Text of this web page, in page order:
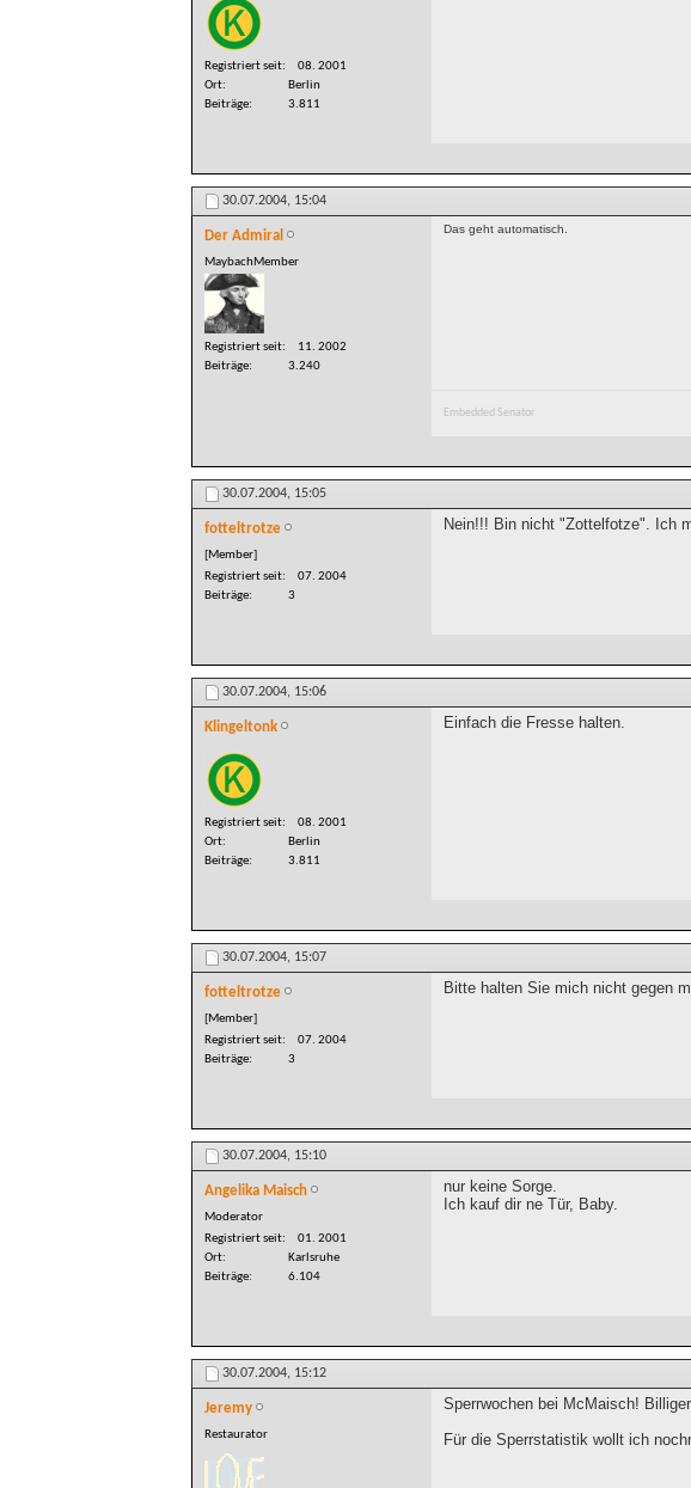
Registriert seit
08. 2001
Ort
Berlin
Beiträge
3.811
30.07.2004, 15:04
Der Admiral
MaybachMember
Registriert seit
11. 2002
Beiträge
3.240
Das geht automatisch.
Embedded Senator
30.07.2004, 15:05
fotteltrotze
[Member]
Registriert seit
07. 2004
Beiträge
3
Nein!!! Bin nicht "Zottelfotze". Ich
30.07.2004, 15:06
Klingeltonk
Registriert seit
08. 2001
Ort
Berlin
Beiträge
3.811
Einfach die Fresse halten.
30.07.2004, 15:07
fotteltrotze
[Member]
Registriert seit
07. 2004
Beiträge
3
Bitte halten Sie mich nicht gegen
30.07.2004, 15:10
Angelika Maisch
Moderator
Registriert seit
01. 2001
Ort
Karlsruhe
Beiträge
6.104
nur keine Sorge.
Ich kauf dir ne Tür, Baby.
30.07.2004, 15:12
Jeremy
Restaurator
Sperrwochen bei McMaisch!
Für die Sperrstatistik wollt ich